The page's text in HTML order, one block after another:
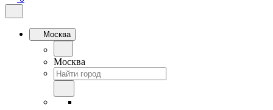
Москва
Москва